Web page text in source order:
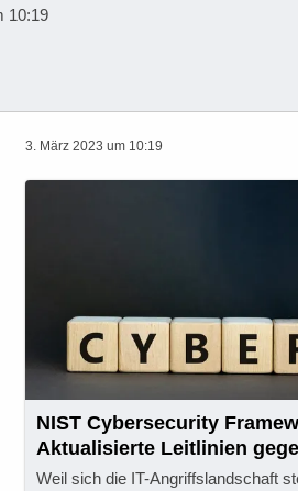
10:19
3. März 2023 um 10:19
NIST Cybersecurity
Aktualisierte Leitlinien
Weil sich die IT-Angriffslandschaft